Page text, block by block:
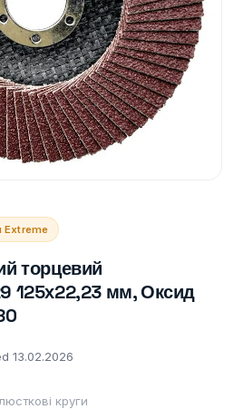
Extreme
торцевий
125х22,23 мм, Оксид
13.02.2026
круги